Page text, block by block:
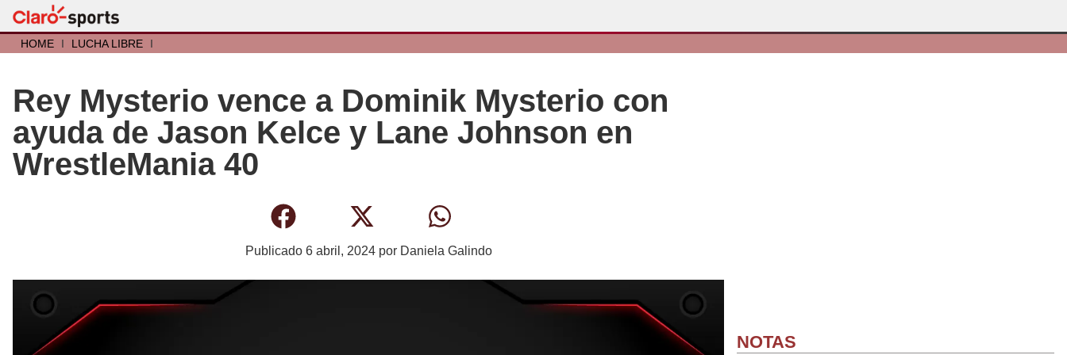
HOME I LUCHA LIBRE I
Rey Mysterio vence a Dominik Mysterio con
ayuda de Jason Kelce y Lane Johnson en
WrestleMania 40
Publicado 6 abril, 2024por Daniela Galindo
NOTAS